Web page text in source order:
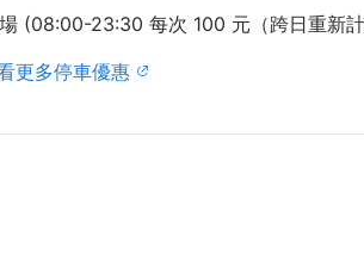
(08:00-23:30 每次 100 元（跨日重新
更多停車優惠